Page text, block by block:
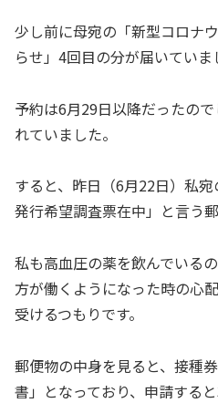
少し前に母宛の「新型コロナ
らせ」4回目の分が届いていま
予約は6月29日以降だったの
れていました。
すると、昨日（6月22日）私
発行希望調査票在中」と言う
私も高血圧の薬を飲んでいる
方が働くようになった時の心
受けるつもりです。
郵便物の中身を見ると、接種
書」となっており、申請する